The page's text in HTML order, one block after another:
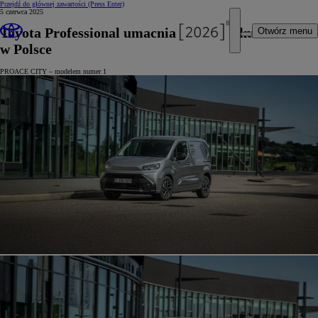
Przejdź do głównej zawartości (Press Enter)
Otwórz menu
5 czerwca 2025
Toyota Professional umacnia się na rynku LCV
w Polsce
PROACE CITY – modelem numer 1